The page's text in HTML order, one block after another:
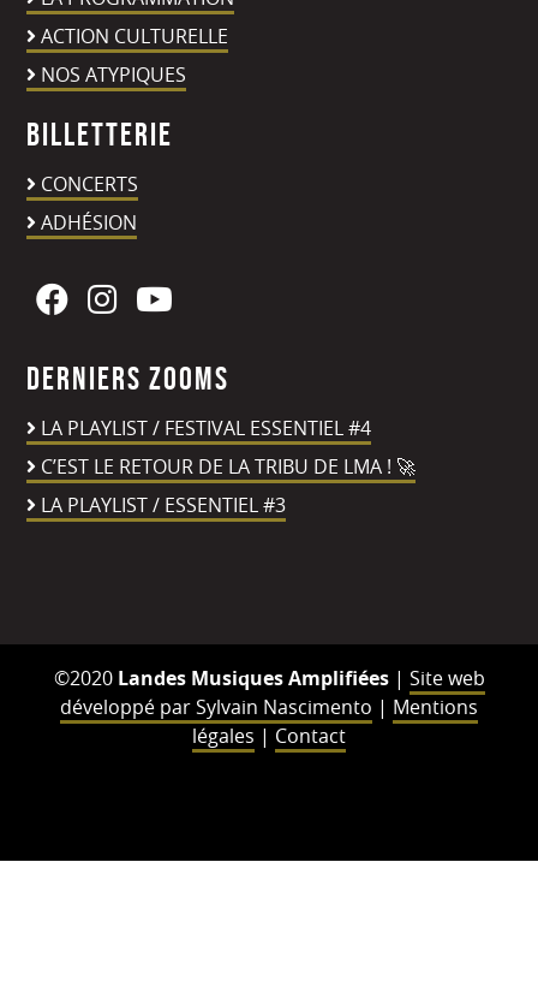
ACTION CULTURELLE
NOS ATYPIQUES
Billetterie
CONCERTS
ADHÉSION
Derniers zooms
LA PLAYLIST / FESTIVAL ESSENTIEL #4
C’EST LE RETOUR DE LA TRIBU DE LMA ! 🚀
LA PLAYLIST / ESSENTIEL #3
©2020 Landes Musiques Amplifiées| Site web
développé par Sylvain Nascimento | Mentions
légales | Contact